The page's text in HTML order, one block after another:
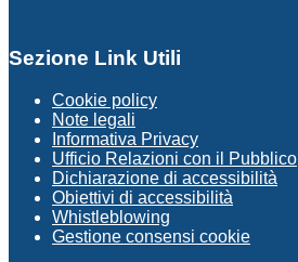
Sezione Link Utili
Cookie policy
Note legali
Informativa Privacy
Ufficio Relazioni con il Pubblico
Dichiarazione di accessibilità
Obiettivi di accessibilità
Whistleblowing
Gestione consensi cookie